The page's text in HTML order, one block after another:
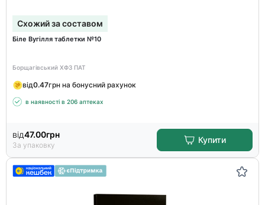
Схожий за составом
Біле Вугілля таблетки №10
Борщагівський ХФЗ ПАТ
від0.47грн на бонусний рахунок
в наявності в 206 аптеках
від47.00грн
За упаковку
Купити